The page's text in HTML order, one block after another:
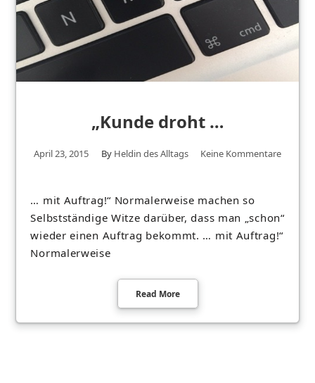
„Kunde droht …
April 23, 2015 By Heldin des Alltags Keine Kommentare
… mit Auftrag!“ Normalerweise machen so
Selbstständige Witze darüber, dass man „schon“
wieder einen Auftrag bekommt. … mit Auftrag!“
Normalerweise
Read More